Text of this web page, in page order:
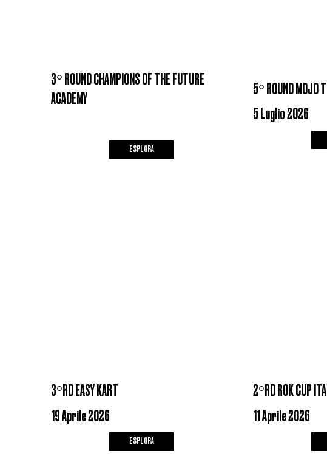
3° ROUND CHAMPIONS OF THE FUTURE
ACADEMY
ESPLORA
5° ROUND MOJO
5 Luglio 2026
3°RD EASY KART
19 Aprile 2026
ESPLORA
2°RD ROK CUP
11 Aprile 2026